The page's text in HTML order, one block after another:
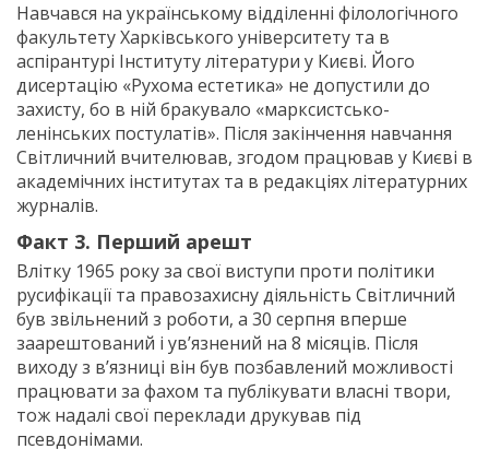
Навчався на українському відділенні філологічного
факультету Харківського університету та в
аспірантурі Інституту літератури у Києві. Його
дисертацію «Рухома естетика» не допустили до
захисту, бо в ній бракувало «марксистсько-
ленінських постулатів». Після закінчення навчання
Світличний вчителював, згодом працював у Києві в
академічних інститутах та в редакціях літературних
журналів.
Факт 3. Перший арешт
Влітку 1965 року за свої виступи проти політики
русифікації та правозахисну діяльність Світличний
був звільнений з роботи, а 30 серпня вперше
заарештований і ув’язнений на 8 місяців. Після
виходу з в’язниці він був позбавлений можливості
працювати за фахом та публікувати власні твори,
тож надалі свої переклади друкував під
псевдонімами.